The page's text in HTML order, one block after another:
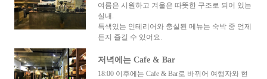
여름은 시원하고 겨울은 따뜻한 구조로 되어 있는
실내.
특색있는 인테리어와 충실된 메뉴는 숙박 중 언제
든지 즐길 수 있어요.
저녁에는 Cafe & Bar
18:00 이후에는 Cafe & Bar로 바뀌어 여행자와 현